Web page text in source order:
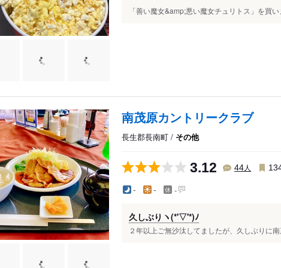
「善い魔女&amp;悪い魔女チュリトス」を買
南茂原カントリークラブ
長生郡長南町 / その他
3.12 44人
- - -
久しぶりヽ(*'▽'*)ﾉ
２年以上ご無沙汰してましたが、久しぶりに